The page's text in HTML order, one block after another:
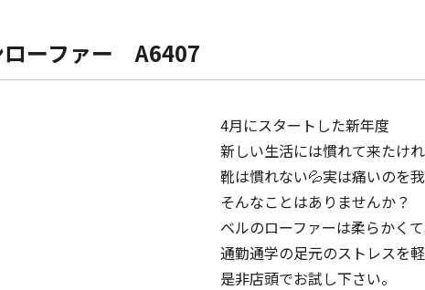
ローファー A6407
4月にスタートした新年度
新しい生活には慣れて来たけ
靴は慣れない💦実は痛いのを
そんなことはありませんか？
ベルのローファーは柔らかく
通勤通学の足元のストレスを
是非店頭でお試し下さい。